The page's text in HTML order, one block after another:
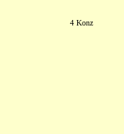
4 Konz